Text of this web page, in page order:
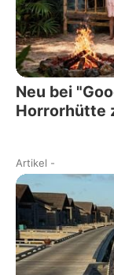
Neu bei
Horrorhütte
Artikel -